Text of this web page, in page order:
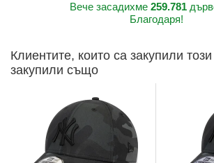
Вече засадихме 259.781
Благодаря!
Клиентите, които са закупили
закупили също